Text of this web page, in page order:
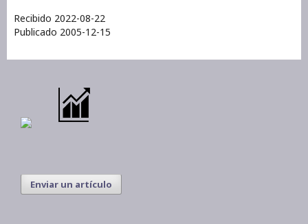
Recibido 2022-08-22
Publicado 2005-12-15
Enviar un artículo